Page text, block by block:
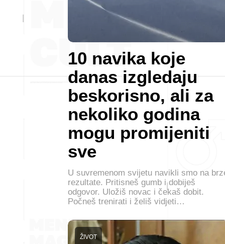
10 navika koje
danas izgledaju
beskorisno, ali za
nekoliko godina
mogu promijeniti
sve
U suvremenom svijetu navikli smo na
rezultate. Pritisneš gumb i dobiješ
odgovor. Uložiš novac i čekaš dobit.
Počneš trenirati i želiš vidjeti…
ŽIVOT